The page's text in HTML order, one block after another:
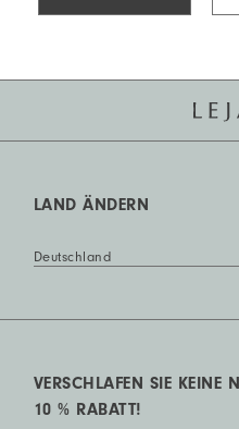
LAND ÄNDERN
Deutschland
VERSCHLAFEN SIE KEINE
10 % RABATT!